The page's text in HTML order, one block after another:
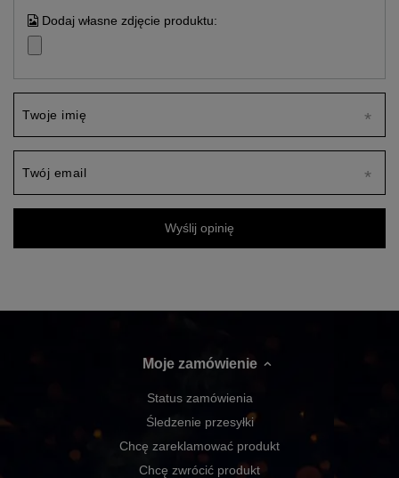
Dodaj własne zdjęcie produktu:
Twoje imię
Twój email
Wyślij opinię
Moje zamówienie
Status zamówienia
Śledzenie przesyłki
Chcę zareklamować produkt
Chcę zwrócić produkt